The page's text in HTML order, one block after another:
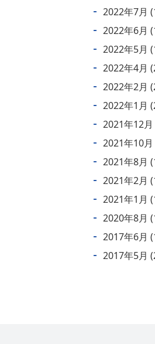
2022年7月
2022年6月
2022年5月
2022年4月
2022年2月
2022年1月
2021年12月
2021年10月
2021年8月
2021年2月
2021年1月
2020年8月
2017年6月
2017年5月